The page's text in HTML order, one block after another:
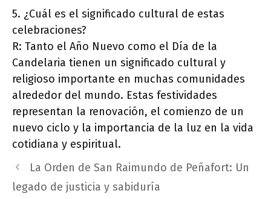
5. ¿Cuál es el significado cultural de estas
celebraciones?
R: Tanto el Año Nuevo como el Día de la
Candelaria tienen un significado cultural y
religioso importante en muchas comunidades
alrededor del mundo. Estas festividades
representan la renovación, el comienzo de un
nuevo ciclo y la importancia de la luz en la vida
cotidiana y espiritual.
La Orden de San Raimundo de Peñafort: Un
legado de justicia y sabiduría